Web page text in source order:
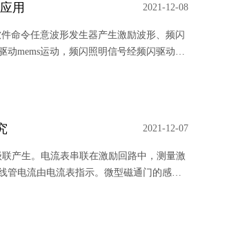
用 2021-12-08
命令任意波形发生器产生激励波形、频闪
mems运动，频闪照明信号经频闪驱动电
图像采集卡和纳米定位仪的工作; ccd摄像
机指定的存储区内,供后续的数据处理使
2021-12-07
产生。电流表串联在激励回路中，测量激
管电流由电流表指示。微型磁通门的感应